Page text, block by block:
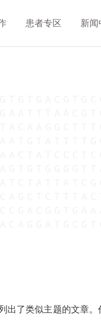
患者专区 新闻
出了类似主题的文章